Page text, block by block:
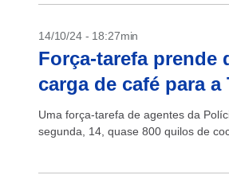
14/10/24 - 18:27min
Força-tarefa prende
carga de café para a
Uma força-tarefa de agentes da
segunda, 14, quase 800 quilos de